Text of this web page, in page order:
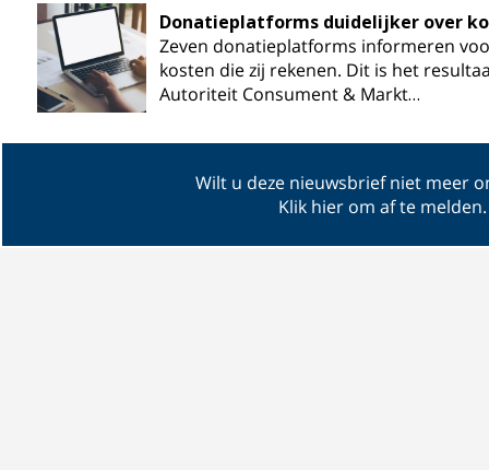
Donatieplatforms duidelijker over
Zeven donatieplatforms informeren
kosten die zij rekenen. Dit is het
Autoriteit Consument & Markt…
Wilt u deze nieuwsbrief niet meer
Klik hier om af te melden.